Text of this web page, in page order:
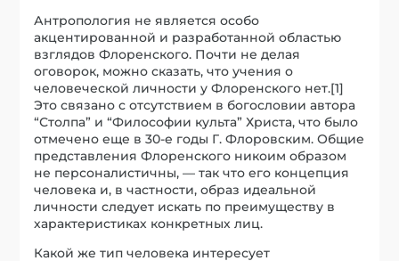
Антропология не является особо
акцентированной и разработанной областью
взглядов Флоренского. Почти не делая
оговорок, можно сказать, что учения о
человеческой личности у Флоренского нет.[1]
Это связано с отсутствием в богословии автора
“Столпа” и “Философии культа” Христа, что было
отмечено еще в 30-е годы Г. Флоровским. Общие
представления Флоренского никоим образом
не персоналистичны, — так что его концепция
человека и, в частности, образ идеальной
личности следует искать по преимуществу в
характеристиках конкретных лиц.
Какой же тип человека интересует